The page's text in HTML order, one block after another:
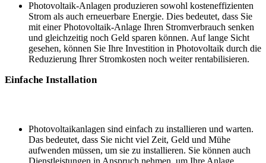
Photovoltaik-Anlagen produzieren sowohl kosteneffizienten
Strom als auch erneuerbare Energie. Dies bedeutet, dass Sie
mit einer Photovoltaik-Anlage Ihren Stromverbrauch senken
und gleichzeitig noch Geld sparen können. Auf lange Sicht
gesehen, können Sie Ihre Investition in Photovoltaik durch die
Reduzierung Ihrer Stromkosten noch weiter rentabilisieren.
Einfache Installation
Photovoltaikanlagen sind einfach zu installieren und warten.
Das bedeutet, dass Sie nicht viel Zeit, Geld und Mühe
aufwenden müssen, um sie zu installieren. Sie können auch
Dienstleistungen in Anspruch nehmen, um Ihre Anlage